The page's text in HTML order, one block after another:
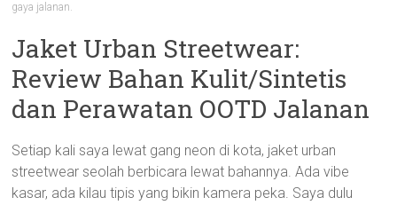
gaya jalanan.
Jaket Urban Streetwear:
Review Bahan Kulit/Sintetis
dan Perawatan OOTD Jalanan
Setiap kali saya lewat gang neon di kota, jaket urban
streetwear seolah berbicara lewat bahannya. Ada vibe
kasar, ada kilau tipis yang bikin kamera peka. Saya dulu